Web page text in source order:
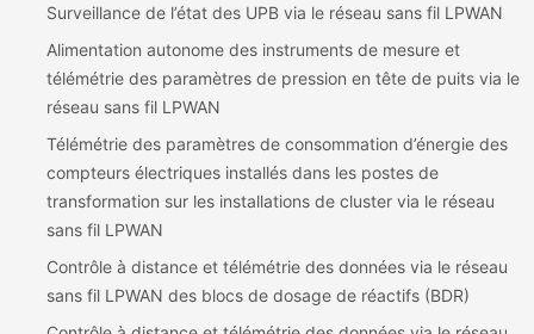
Surveillance de l’état des UPB via le réseau sans fil LPWAN
Alimentation autonome des instruments de mesure et
télémétrie des paramètres de pression en tête de puits via le
réseau sans fil LPWAN
Télémétrie des paramètres de consommation d’énergie des
compteurs électriques installés dans les postes de
transformation sur les installations de cluster via le réseau
sans fil LPWAN
Contrôle à distance et télémétrie des données via le réseau
sans fil LPWAN des blocs de dosage de réactifs (BDR)